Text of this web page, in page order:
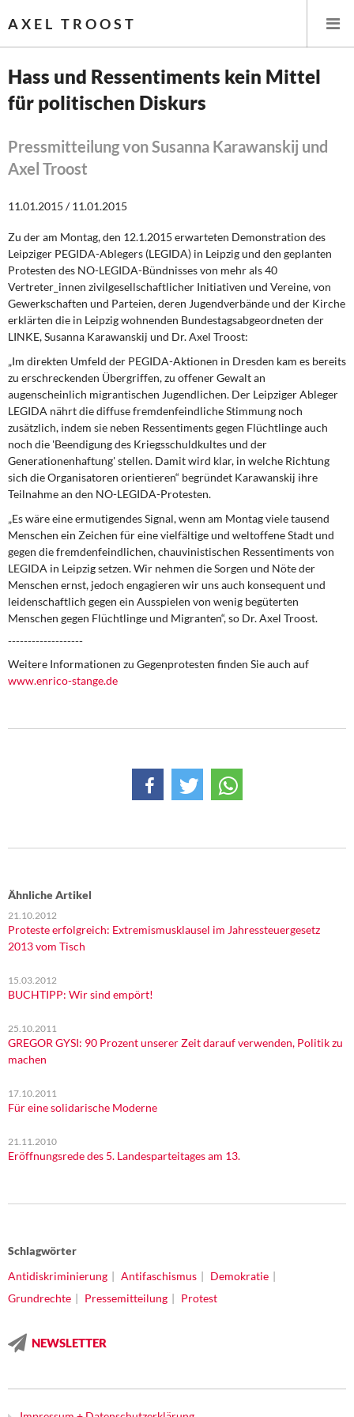
AXEL TROOST
Startseite
Themen
Rosa-Luxemburg-Stiftung
Über mich
Kontakt
Hass und Ressentiments kein Mittel
für politischen Diskurs
Pressmitteilung von Susanna Karawanskij und
Axel Troost
11.01.2015 / 11.01.2015
Zu der am Montag, den 12.1.2015 erwarteten Demonstration des
Leipziger PEGIDA-Ablegers (LEGIDA) in Leipzig und den geplanten
Protesten des NO-LEGIDA-Bündnisses von mehr als 40
Vertreter_innen zivilgesellschaftlicher Initiativen und Vereine, von
Gewerkschaften und Parteien, deren Jugendverbände und der Kirche
erklärten die in Leipzig wohnenden Bundestagsabgeordneten der
LINKE, Susanna Karawanskij und Dr. Axel Troost:
„Im direkten Umfeld der PEGIDA-Aktionen in Dresden kam es bereits
zu erschreckenden Übergriffen, zu offener Gewalt an
augenscheinlich migrantischen Jugendlichen. Der Leipziger Ableger
LEGIDA nährt die diffuse fremdenfeindliche Stimmung noch
zusätzlich, indem sie neben Ressentiments gegen Flüchtlinge auch
noch die 'Beendigung des Kriegsschuldkultes und der
Generationenhaftung' stellen. Damit wird klar, in welche Richtung
sich die Organisatoren orientieren“ begründet Karawanskij ihre
Teilnahme an den NO-LEGIDA-Protesten.
„Es wäre eine ermutigendes Signal, wenn am Montag viele tausend
Menschen ein Zeichen für eine vielfältige und weltoffene Stadt und
gegen die fremdenfeindlichen, chauvinistischen Ressentiments von
LEGIDA in Leipzig setzen. Wir nehmen die Sorgen und Nöte der
Menschen ernst, jedoch engagieren wir uns auch konsequent und
leidenschaftlich gegen ein Ausspielen von wenig begüterten
Menschen gegen Flüchtlinge und Migranten“, so Dr. Axel Troost.
-------------------
Weitere Informationen zu Gegenprotesten finden Sie auch auf
www.enrico-stange.de
Ähnliche Artikel
21.10.2012
Proteste erfolgreich: Extremismusklausel im Jahressteuergesetz
2013 vom Tisch
15.03.2012
BUCHTIPP: Wir sind empört!
25.10.2011
GREGOR GYSI: 90 Prozent unserer Zeit darauf verwenden, Politik zu
machen
17.10.2011
Für eine solidarische Moderne
21.11.2010
Eröffnungsrede des 5. Landesparteitages am 13.
Schlagwörter
Antidiskriminierung
Antifaschismus
Demokratie
Grundrechte
Pressemitteilung Protest
NEWSLETTER